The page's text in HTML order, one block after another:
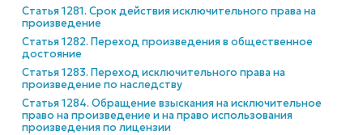
Статья 1281. Срок действия исключительного права на
произведение
Статья 1282. Переход произведения в общественное
достояние
Статья 1283. Переход исключительного права на
произведение по наследству
Статья 1284. Обращение взыскания на исключительное
право на произведение и на право использования
произведения по лицензии